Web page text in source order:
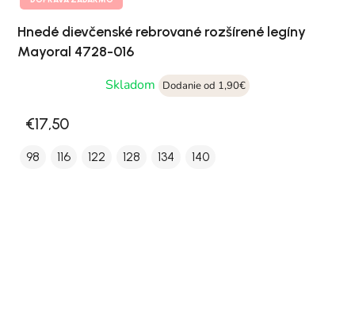
Hnedé dievčenské rebrované rozšírené legíny
Mayoral 4728-016
Skladom
Dodanie od 1,90€
€17,50
98 116 122 128 134 140